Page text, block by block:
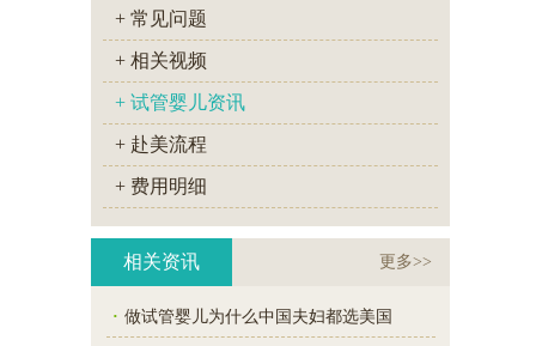
+ 常见问题
+ 相关视频
+ 试管婴儿资讯
+ 赴美流程
+ 费用明细
相关资讯 更多>>
· 做试管婴儿为什么中国夫妇都选美国